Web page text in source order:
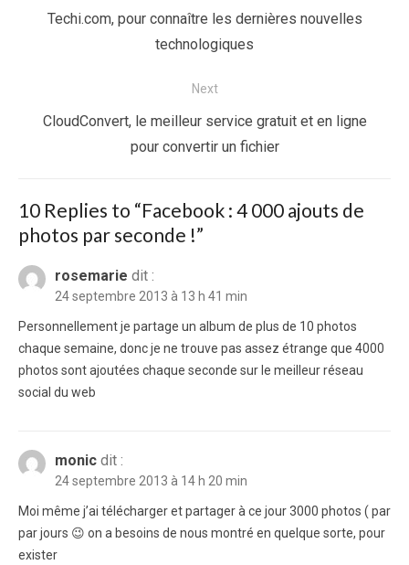
Previous
Techi.com, pour connaître les dernières nouvelles
technologiques
Next
Next
CloudConvert, le meilleur service gratuit et en ligne
pour convertir un fichier
10 Replies to “Facebook : 4 000 ajouts de
photos par seconde !”
rosemarie dit :
24 septembre 2013 à 13 h 41 min
Personnellement je partage un album de plus de 10 photos
chaque semaine, donc je ne trouve pas assez étrange que 4000
photos sont ajoutées chaque seconde sur le meilleur réseau
social du web
monic dit :
24 septembre 2013 à 14 h 20 min
Moi même j’ai télécharger et partager à ce jour 3000 photos ( par
par jours 😉 on a besoins de nous montré en quelque sorte, pour
exister